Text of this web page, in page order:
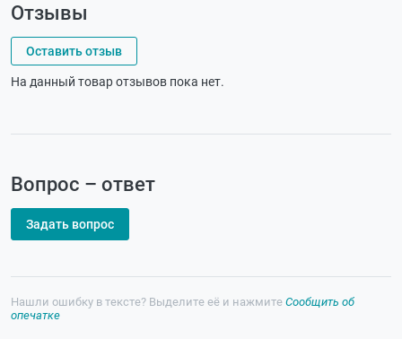
Отзывы
Оставить отзыв
На данный товар отзывов пока нет.
Вопрос – ответ
Задать вопрос
Нашли ошибку в тексте? Выделите её и нажмите Сообщить об
опечатке